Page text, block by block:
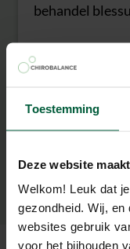
Toestemming
Deze website
Welkom! Leuk dat
gezondheid. Wij, en
websites gebruik
voor het bijhouden
behandel
Bereid je voor
mentale